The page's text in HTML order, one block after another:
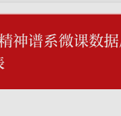
神谱系微课数